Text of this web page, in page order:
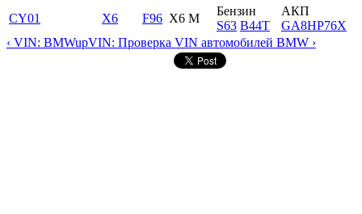
CY01
X6 F96 X6 M
Бензин
S63 B44T
АКП
GA8HP76X
‹ VIN: BMWupVIN: Проверка VIN автомобилей BMW ›